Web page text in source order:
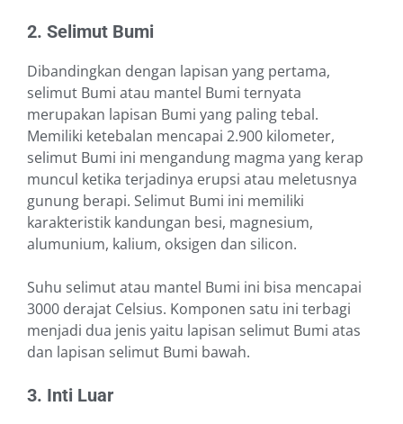
2. Selimut Bumi
Dibandingkan dengan lapisan yang pertama,
selimut Bumi atau mantel Bumi ternyata
merupakan lapisan Bumi yang paling tebal.
Memiliki ketebalan mencapai 2.900 kilometer,
selimut Bumi ini mengandung magma yang kerap
muncul ketika terjadinya erupsi atau meletusnya
gunung berapi. Selimut Bumi ini memiliki
karakteristik kandungan besi, magnesium,
alumunium, kalium, oksigen dan silicon.
Suhu selimut atau mantel Bumi ini bisa mencapai
3000 derajat Celsius. Komponen satu ini terbagi
menjadi dua jenis yaitu lapisan selimut Bumi atas
dan lapisan selimut Bumi bawah.
3. Inti Luar